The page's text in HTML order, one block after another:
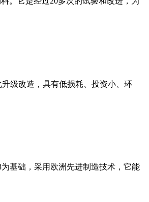
级改造，具有低损耗、投资小、环
基础，采用欧洲先进制造技术，它能